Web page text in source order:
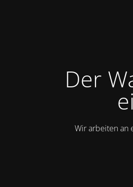
Der
Wir arbeiten an